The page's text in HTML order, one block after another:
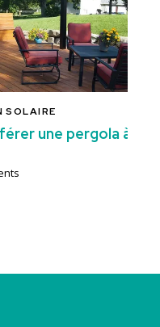
à un store